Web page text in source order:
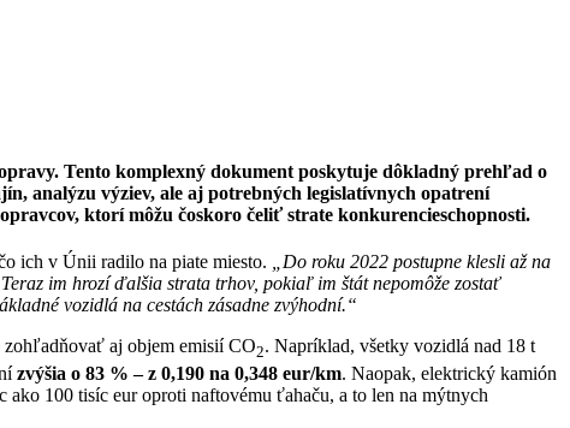
Tento komplexný dokument poskytuje dôkladný prehľad o
analýzu výziev, ale aj potrebných legislatívnych opatrení
ktorí môžu čoskoro čeliť strate konkurencieschopnosti.
ich v Únii radilo na piate miesto.
„Do roku 2022 postupne klesli až na
„Teraz im hrozí ďalšia strata trhov, pokiaľ im štát nepomôže zostať
vozidlá na cestách zásadne zvýhodní.“
zohľadňovať aj objem emisií CO2. Napríklad, všetky vozidlá nad 18 t
zvýšia o 83 % – z 0,190 na 0,348 eur/km. Naopak, elektrický kamión
100 tisíc eur oproti naftovému ťahaču, a to len na mýtnych